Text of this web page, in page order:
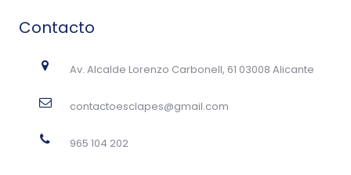
Contacto
Av. Alcalde Lorenzo Carbonell, 61 03008 Alicante
contactoesclapes@gmail.com
965 104 202